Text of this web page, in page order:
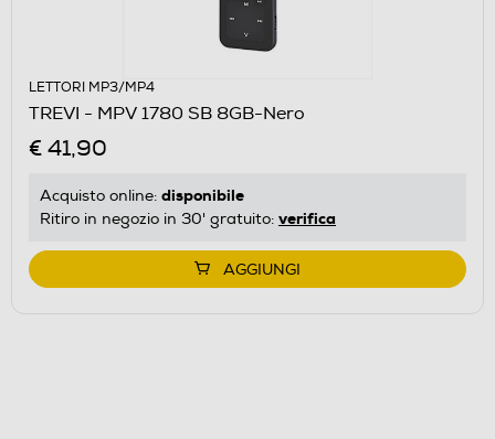
LETTORI MP3/MP4
TREVI - MPV 1780 SB 8GB-Nero
€ 41,90
Acquisto online: disponibile
Ritiro in negozio in 30' gratuito: verifica
AGGIUNGI